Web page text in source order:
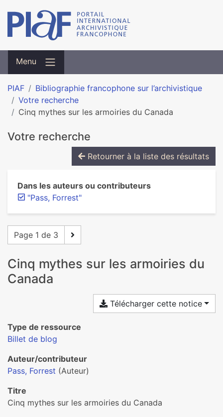
Menu
PIAF
Bibliographie francophone sur l’archivistique
Votre recherche
Cinq mythes sur les armoiries du Canada
Votre recherche
Retourner à la liste des résultats
Dans les auteurs ou contributeurs
"Pass, Forrest"
Page 1 de 3
Cinq mythes sur les armoiries du
Canada
Télécharger cette notice
Type de ressource
Billet de blog
Auteur/contributeur
Pass, Forrest (Auteur)
Titre
Cinq mythes sur les armoiries du Canada